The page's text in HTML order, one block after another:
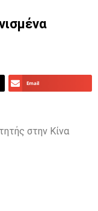
Email
στην Κίνα